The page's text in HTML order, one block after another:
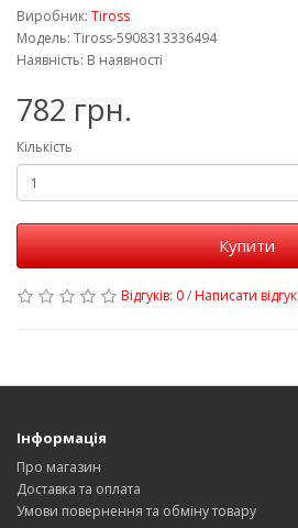
Виробник: Tiross
Модель: Tiross-5908313336494
Наявність: В наявності
782 грн.
Кількість
Купити
Відгуків: 0/Написати відгук
Інформація
Про магазин
Доставка та оплата
Умови повернення та обміну товару